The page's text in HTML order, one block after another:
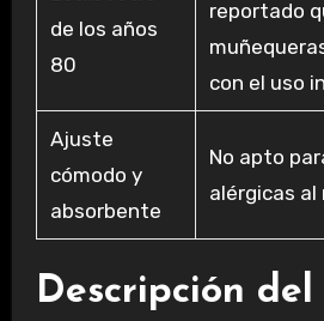
de los años
80
reportado
con el uso
Ajuste
cómodo y
absorbente
No apto
alérgicas
Descripción